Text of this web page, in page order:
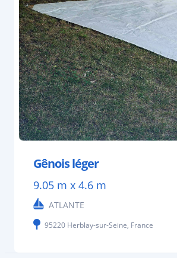
Gênois léger
9.05 m x 4.6 m
ATLANTE
95220 Herblay-sur-Seine, France